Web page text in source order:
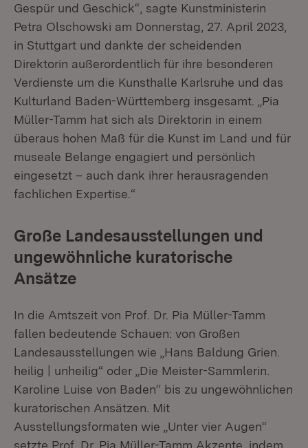
Gespür und Geschick“, sagte Kunstministerin
Petra Olschowski am Donnerstag, 27. April 2023,
in Stuttgart und dankte der scheidenden
Direktorin außerordentlich für ihre besonderen
Verdienste um die Kunsthalle Karlsruhe und das
Kulturland Baden-Württemberg insgesamt. „Pia
Müller-Tamm hat sich als Direktorin in einem
überaus hohen Maß für die Kunst im Land und für
museale Belange engagiert und persönlich
eingesetzt – auch dank ihrer herausragenden
fachlichen Expertise.“
Große Landesausstellungen und
ungewöhnliche kuratorische
Ansätze
In die Amtszeit von Prof. Dr. Pia Müller-Tamm
fallen bedeutende Schauen: von Großen
Landesausstellungen wie „Hans Baldung Grien.
heilig | unheilig“ oder „Die Meister-Sammlerin.
Karoline Luise von Baden“ bis zu ungewöhnlichen
kuratorischen Ansätzen. Mit
Ausstellungsformaten wie „Unter vier Augen“
setzte Prof. Dr. Pia Müller-Tamm Akzente, indem